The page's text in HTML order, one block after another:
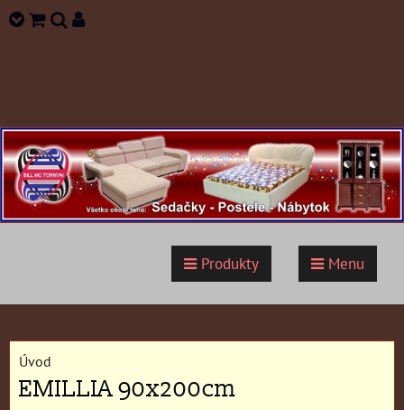
Produkty Menu
Úvod
EMILLIA 90x200cm